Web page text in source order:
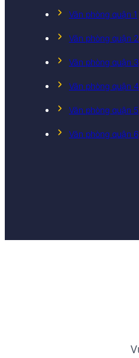
Văn phòng quận 1
Văn phòng quận 2
Văn phòng quận 3
Văn phòng quận 4
Văn phòng quận 5
Văn phòng quận 6